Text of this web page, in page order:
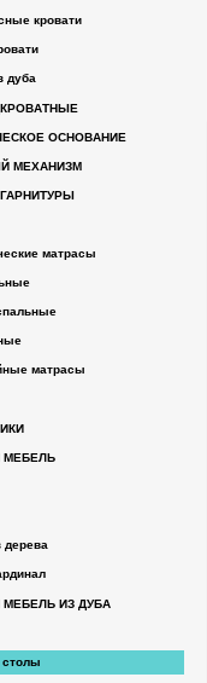
кровати
дуба
ОСНОВАНИЕ
МЕХАНИЗМ
матрасы
матрасы
МЕБЕЛЬ
МЕБЕЛЬ ИЗ ДУБА